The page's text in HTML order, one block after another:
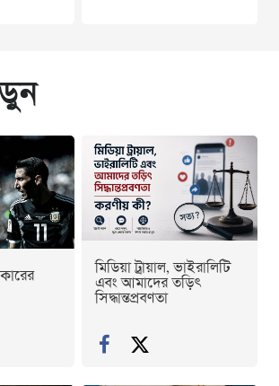
মিডিয়া ট্রায়াল, ভাইরালিটি
এবং আমাদের তড়িৎ
সিদ্ধান্তপ্রবণতা